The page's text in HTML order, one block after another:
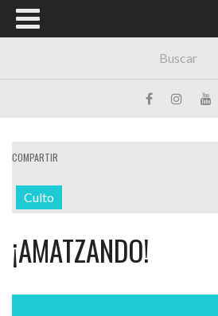
COMPARTIR
Culto
¡AMATZANDO!